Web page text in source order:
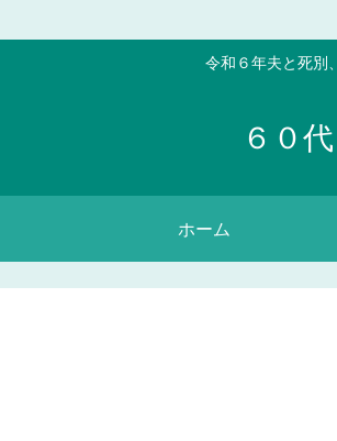
令和６年夫と死別
６０
ホーム